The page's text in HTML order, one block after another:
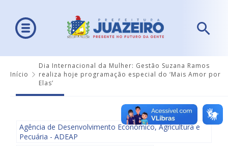
Início
Dia Internacional da Mulher: Gestão Suzana Ramos
realiza hoje programação especial do ‘Mais Amor por
Elas’
Agência de Desenvolvimento Econômico, Agricultura e
Pecuária - ADEAP